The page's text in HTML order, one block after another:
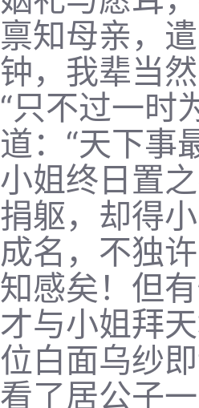
禀知母亲，
钟，我辈当
“只不过一时
道：“天下事
小姐终日置
捐躯，却得
成名，不独
知感矣！但
才与小姐拜
位白面乌纱
看了居公子